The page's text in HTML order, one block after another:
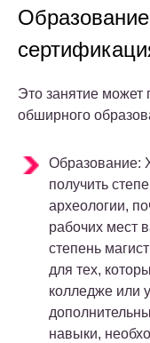
Это занятие может
обширного
Образование:
получить
археологии,
рабочих мест
степень
для тех,
колледже или
навыки,